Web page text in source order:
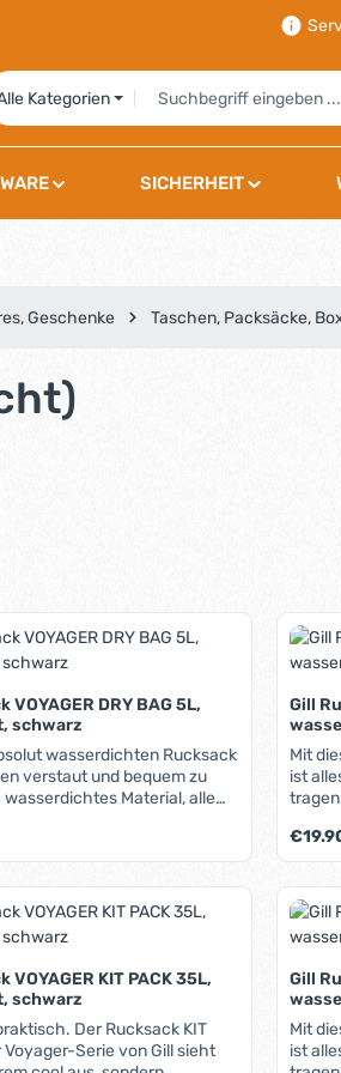
Kategorien
SICHERHEIT
Geschenke Taschen, Packsäcke,
VOYAGER DRY BAG 5L,
schwarz
wasserdichten Rucksack
verstaut und bequem zu
mit Click-System,
halb-
netz-verstärkter Einsatz,
Finden von Inhaltsteilen,
dadurch auf engem Raum
Anzahl: Gib den
Gill
Mit
ist
tragen. 100% wasserdichtes
VOYAGER KIT PACK 35L,
schwarz
Rucksack KIT
Voyager-Serie von Gill sieht
Gill
Mit
ist